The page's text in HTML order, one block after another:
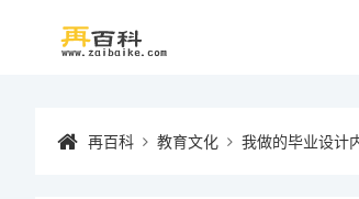
再百科 教育文化 我做的毕业设计